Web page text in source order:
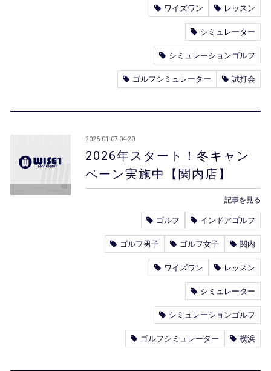
ワイズワン レッスン
シミュレーター
シミュレーションゴルフ
ゴルフシミュレーター 試打会
2026年スタート！冬キャン
ペーン実施中【関内店】
2026-01-07 04:20
記事を見る
ゴルフ インドアゴルフ
ゴルフ男子 ゴルフ女子 関内
ワイズワン レッスン
シミュレーター
シミュレーションゴルフ
ゴルフシミュレーター 横浜